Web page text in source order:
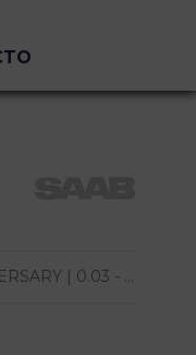
| 0.03 - ...